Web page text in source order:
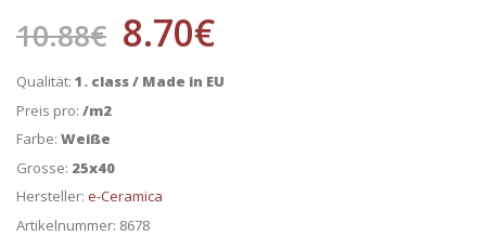
10.88€ 8.70€
Qualität: 1. class / Made in EU
Preis pro: /m2
Farbe: Weiße
Grosse: 25x40
Hersteller: e-Ceramica
Artikelnummer: 8678